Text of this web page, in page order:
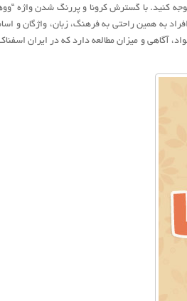
کنید. با گسترش کرونا و پررنگ شدن واژه
به همین راحتی به فرهنگ، زبان، واژگان و
آگاهی و میزان مطالعه دارد که در ایران